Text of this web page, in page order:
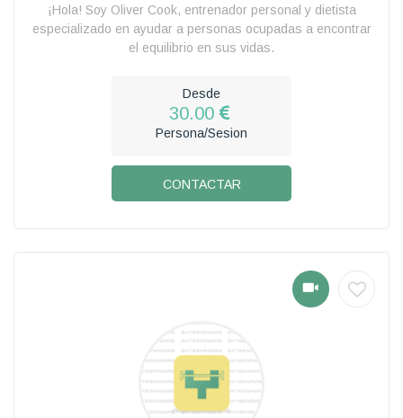
¡Hola! Soy Oliver Cook, entrenador personal y dietista
especializado en ayudar a personas ocupadas a encontrar
el equilibrio en sus vidas.
Desde
30.00
Persona/Sesion
CONTACTAR